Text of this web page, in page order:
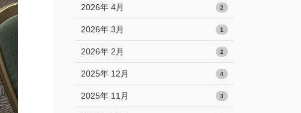
2026年 4月 2
2026年 3月 1
2026年 2月 2
2025年 12月 4
2025年 11月 3